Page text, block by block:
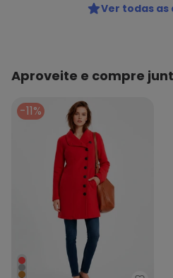
Ver todas as
Aproveite e compre
-11%